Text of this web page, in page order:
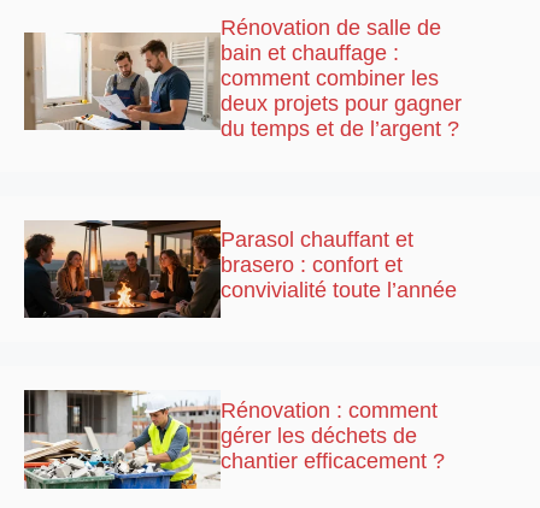
Rénovation de salle de
bain et chauffage :
comment combiner les
deux projets pour gagner
du temps et de l’argent ?
Parasol chauffant et
brasero : confort et
convivialité toute l’année
Rénovation : comment
gérer les déchets de
chantier efficacement ?